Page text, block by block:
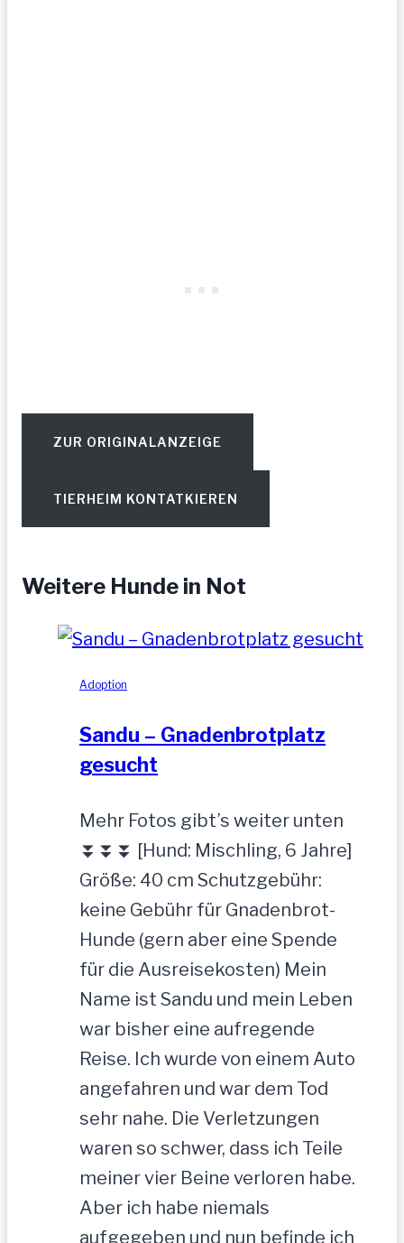
ZUR ORIGINALANZEIGE
TIERHEIM KONTATKIEREN
Weitere Hunde in Not
Adoption
Sandu – Gnadenbrotplatz
gesucht
Mehr Fotos gibt’s weiter unten
⏬⏬⏬ [Hund: Mischling, 6 Jahre]
Größe: 40 cm Schutzgebühr:
keine Gebühr für Gnadenbrot-
Hunde (gern aber eine Spende
für die Ausreisekosten) Mein
Name ist Sandu und mein Leben
war bisher eine aufregende
Reise. Ich wurde von einem Auto
angefahren und war dem Tod
sehr nahe. Die Verletzungen
waren so schwer, dass ich Teile
meiner vier Beine verloren habe.
Aber ich habe niemals
aufgegeben und nun befinde ich